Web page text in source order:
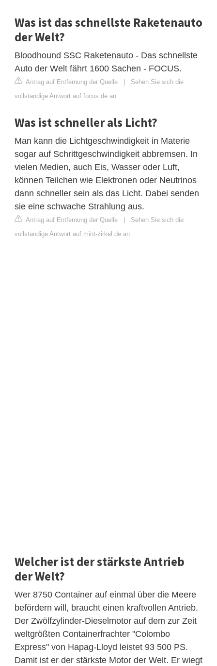
Was ist das schnellste Raketenauto
der Welt?
Bloodhound SSC Raketenauto - Das schnellste
Auto der Welt fährt 1600 Sachen - FOCUS.
Antrag auf Entfernung der Quelle | Sehen Sie sich die
vollständige Antwort auf focus.de an
Was ist schneller als Licht?
Man kann die Lichtgeschwindigkeit in Materie
sogar auf Schrittgeschwindigkeit abbremsen. In
vielen Medien, auch Eis, Wasser oder Luft,
können Teilchen wie Elektronen oder Neutrinos
dann schneller sein als das Licht. Dabei senden
sie eine schwache Strahlung aus.
Antrag auf Entfernung der Quelle | Sehen Sie sich die
vollständige Antwort auf mint-zirkel.de an
Welcher ist der stärkste Antrieb
der Welt?
Wer 8750 Container auf einmal über die Meere
befördern will, braucht einen kraftvollen Antrieb.
Der Zwölfzylinder-Dieselmotor auf dem zur Zeit
weltgrößten Containerfrachter "Colombo
Express" von Hapag-Lloyd leistet 93 500 PS.
Damit ist er der stärkste Motor der Welt. Er wiegt